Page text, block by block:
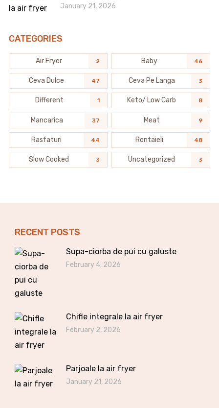
January 21, 2026
CATEGORIES
Air Fryer 2 Baby 46
Ceva Dulce 47 Ceva Pe Langa 3
Different 1 Keto/ Low Carb 8
Mancarica 37 Meat 9
Rasfaturi 44 Rontaieli 48
Slow Cooked 3 Uncategorized 3
RECENT POSTS
Supa-ciorba de pui cu galuste
February 4, 2026
Chifle integrale la air fryer
February 2, 2026
Parjoale la air fryer
January 21, 2026